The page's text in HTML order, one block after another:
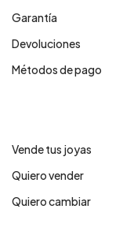
Garantía
Devoluciones
Métodos de pago
Vende tus joyas
Quiero vender
Quiero cambiar